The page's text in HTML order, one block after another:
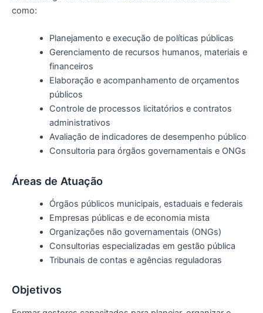
como:
Planejamento e execução de políticas públicas
Gerenciamento de recursos humanos, materiais e
financeiros
Elaboração e acompanhamento de orçamentos
públicos
Controle de processos licitatórios e contratos
administrativos
Avaliação de indicadores de desempenho público
Consultoria para órgãos governamentais e ONGs
Áreas de Atuação
Órgãos públicos municipais, estaduais e federais
Empresas públicas e de economia mista
Organizações não governamentais (ONGs)
Consultorias especializadas em gestão pública
Tribunais de contas e agências reguladoras
Objetivos